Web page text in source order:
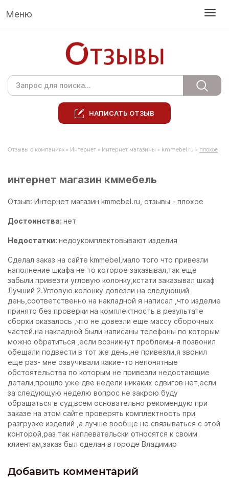
Меню
НАПИСАТЬ ОТЗЫВ
Отзывы о компаниях » Интернет » Интернет магазины » kmmebel.ru » плохое
интернет магазин кммебель
Отзыв: Интернет магазин kmmebel.ru, отзывы - плохое
Достоинства: нет
Недостатки: недоукомплектовывают изделия
Сделал заказ на сайте kmmebel,мало того что привезли
наполнение шкафа не то которое заказывал,так еще
забыли привезти угловую колонку,кстати заказывал шкаф
Лучший 2.Угловую колонку довезли на следующий
день,соответственно на накладной я написал ,что изделие
принято без проверки на комплектность в результате
сборки оказалось ,что не довезли еще массу сборочных
частей.на накладной были написаны телефоны по которым
можно обратиться ,если возникнут проблемы-я позвонил
обещали подвести в тот же день,не привезли,я звонил
еще раз- мне озвучивали какие-то непонятные
обстоятельства по которым не привезли недостающие
детали,прошло уже две недели никаких сдвигов нет,если
за следующую неделю вопрос не закрою буду
обращаться в суд,всем основательно рекомендую при
заказе на этом сайте проверять комплектность при
разгрузке изделий ,а лучше вообще не связываться с этой
конторой,раз так наплевательски относятся к своим
клиентам,заказ был сделан в городе Владимир
Добавить комментарий